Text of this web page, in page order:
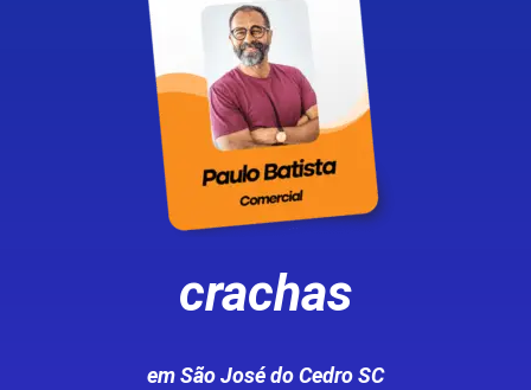
crachas
em São José do Cedro SC